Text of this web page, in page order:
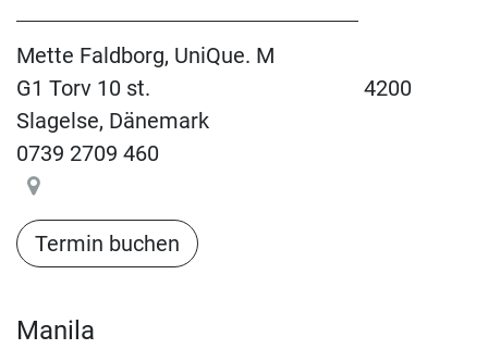
Mette Faldborg, UniQue. M
G1 Torv 10 st.
​4200
Slagelse, Dänemark
0739 2709 460
Termin buchen​​​​​​​​​​
Manila